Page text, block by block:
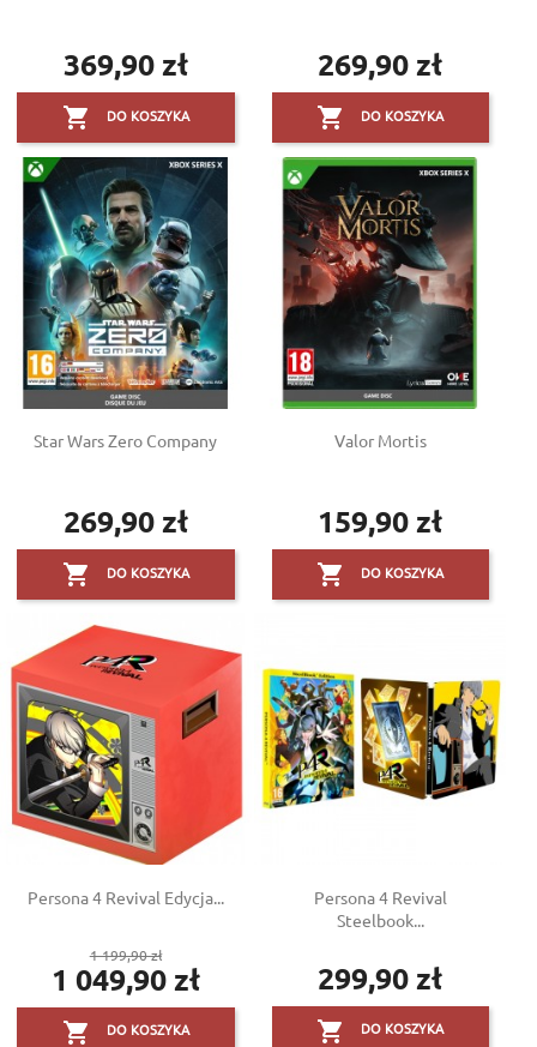
Cena
369,90 zł
 DO KOSZYKA
Cena
269,90 zł
 DO KOSZYKA
Star Wars Zero Company
Cena
269,90 zł
 DO KOSZYKA
Valor Mortis
Cena
159,90 zł
 DO KOSZYKA
Persona 4 Revival Edycja...
Cena
podstawowa
1 199,90 zł
Cena
1 049,90 zł
 DO KOSZYKA
Persona 4 Revival
Steelbook...
Cena
299,90 zł
 DO KOSZYKA